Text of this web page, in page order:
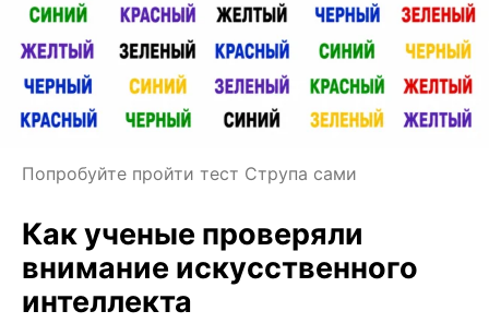
Попробуйте пройти тест Струпа сами
Как ученые проверяли
внимание искусственного
интеллекта